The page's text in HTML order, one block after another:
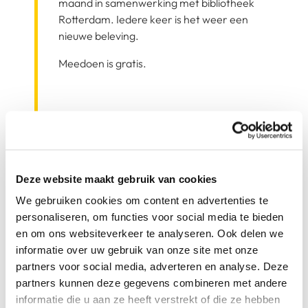
Deze website maakt gebruik van cookies
We gebruiken cookies om content en advertenties te
personaliseren, om functies voor social media te bieden
en om ons websiteverkeer te analyseren. Ook delen we
informatie over uw gebruik van onze site met onze
partners voor social media, adverteren en analyse. Deze
partners kunnen deze gegevens combineren met andere
informatie die u aan ze heeft verstrekt of die ze hebben
Rotterdam. Iedere keer is het weer een
nieuwe beleving.
Meedoen is gratis.
Bezoek vandaag ook de expositie van de
SKVR Atelier- en Kindercurussen
De expositie bevindt zich op de eerste
verdieping op de gangen en in lokaal 1.21